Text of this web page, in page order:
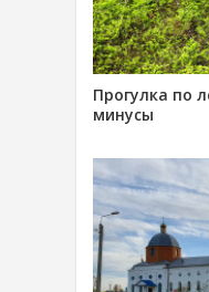
Прогулка по
минусы